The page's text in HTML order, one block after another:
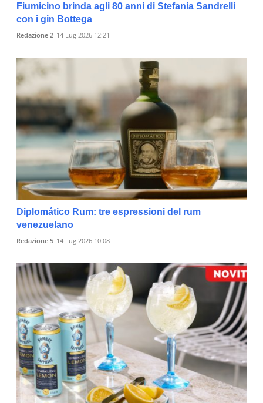
Fiumicino brinda agli 80 anni di Stefania Sandrelli
con i gin Bottega
Redazione 2 14 Lug 2026 12:21
Diplomático Rum: tre espressioni del rum
venezuelano
Redazione 5 14 Lug 2026 10:08